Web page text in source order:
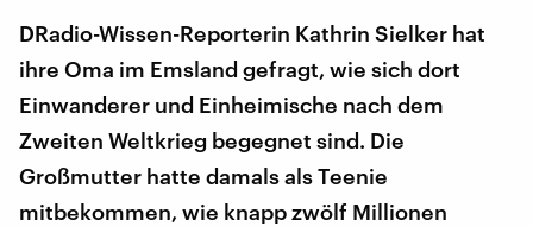
DRadio-Wissen-Reporterin Kathrin Sielker hat
ihre Oma im Emsland gefragt, wie sich dort
Einwanderer und Einheimische nach dem
Zweiten Weltkrieg begegnet sind. Die
Großmutter hatte damals als Teenie
mitbekommen, wie knapp zwölf Millionen